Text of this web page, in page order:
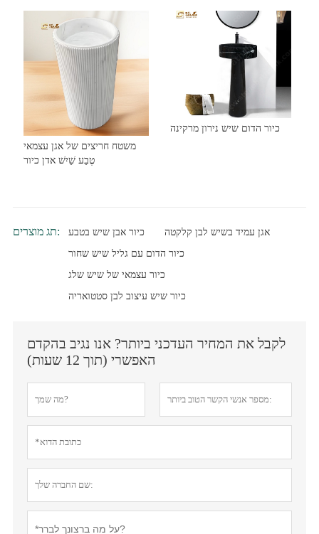
משטח חריצים של אגן עצמאי
טֶבַע שַׁיִשׁ אדן כיור
כיור הדום שיש נירון מרקינה
תג מוצרים: כיור אבן שיש בטבע
אגן עמיד בשיש לבן קלקטה
כיור הדום עם גליל שיש שחור
כיור עצמאי של שיש שלג
כיור שיש עיצוב לבן סטטואריה
לקבל את המחיר העדכני ביותר? אנו נגיב בהקדם
האפשרי (תוך 12 שעות)